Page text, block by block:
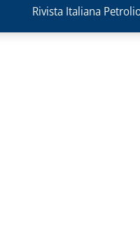
Rivista Italiana